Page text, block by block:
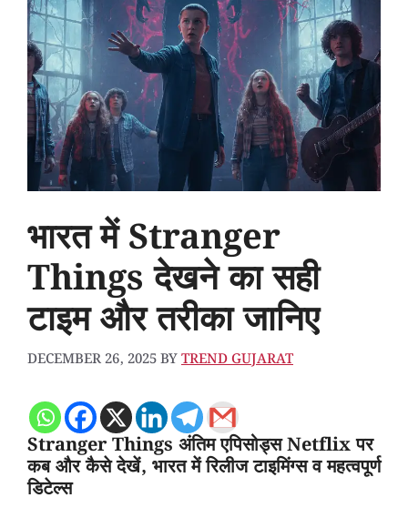
भारत में Stranger
Things देखने का सही
टाइम और तरीका जानिए
DECEMBER 26, 2025BYTREND GUJARAT
Stranger Things अंतिम एपिसोड्स Netflix पर
कब और कैसे देखें, भारत में रिलीज टाइमिंग्स व महत्वपूर्ण
डिटेल्स